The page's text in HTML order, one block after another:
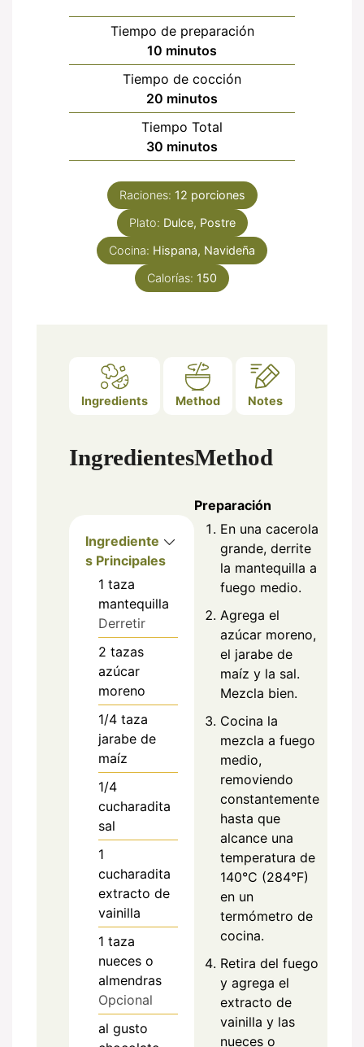
Tiempo de preparación
10 minutos
minutos
Tiempo de cocción
20 minutos
minutos
Tiempo Total
30 minutos
minutos
Raciones: 12 porciones
Plato: Dulce, Postre
Cocina: Hispana, Navideña
Calorías: 150
Ingredients Method Notes
Ingredientes
Ingrediente
s Principales
1 taza
mantequilla
Derretir
2 tazas
azúcar
moreno
1/4 taza
jarabe de
maíz
1/4
cucharadita
sal
1
cucharadita
extracto de
vainilla
1 taza
nueces o
almendras
Opcional
al gusto
Method
Preparación
En una cacerola
grande, derrite
la mantequilla a
fuego medio.
Agrega el
azúcar moreno,
el jarabe de
maíz y la sal.
Mezcla bien.
Cocina la
mezcla a fuego
medio,
removiendo
constantemente
hasta que
alcance una
temperatura de
140°C (284°F)
en un
termómetro de
cocina.
Retira del fuego
y agrega el
extracto de
vainilla y las
nueces o